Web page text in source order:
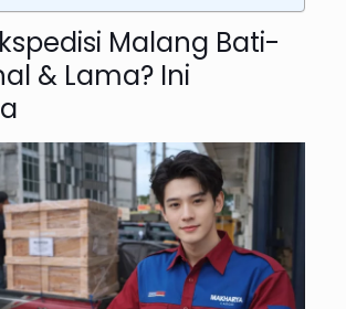
Malang Bati-
& Lama? Ini